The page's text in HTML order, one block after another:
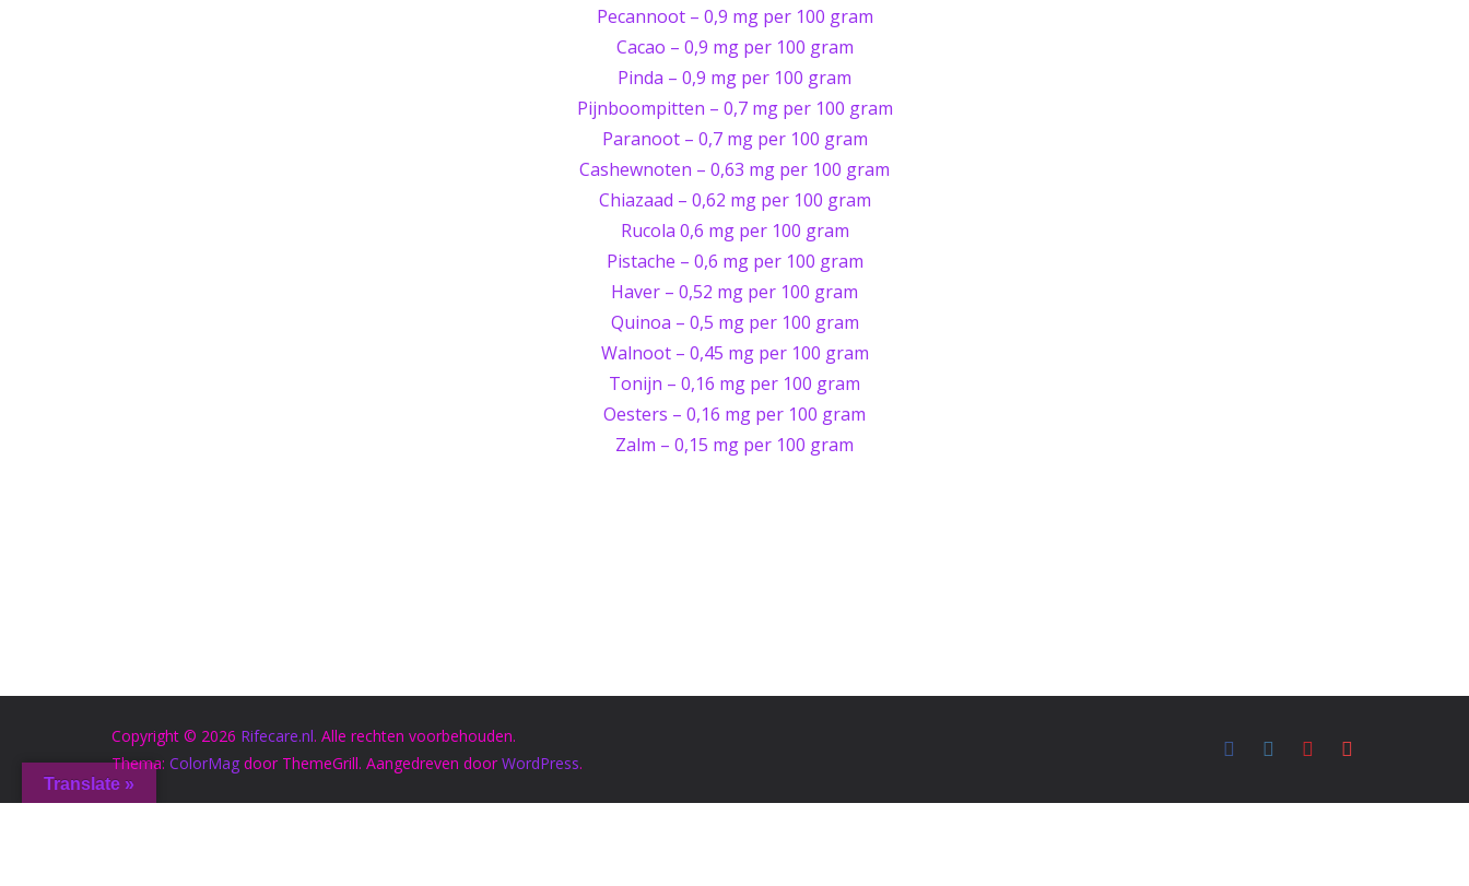
Pecannoot – 0,9 mg per 100 gram
Cacao – 0,9 mg per 100 gram
Pinda – 0,9 mg per 100 gram
Pijnboompitten – 0,7 mg per 100 gram
Paranoot – 0,7 mg per 100 gram
Cashewnoten – 0,63 mg per 100 gram
Chiazaad – 0,62 mg per 100 gram
Rucola 0,6 mg per 100 gram
Pistache – 0,6 mg per 100 gram
Haver – 0,52 mg per 100 gram
Quinoa – 0,5 mg per 100 gram
Walnoot – 0,45 mg per 100 gram
Tonijn – 0,16 mg per 100 gram
Oesters – 0,16 mg per 100 gram
Zalm – 0,15 mg per 100 gram
Copyright © 2026 Rifecare.nl. Alle rechten voorbehouden.
Thema: ColorMag door ThemeGrill. Aangedreven door WordPress.
Translate »